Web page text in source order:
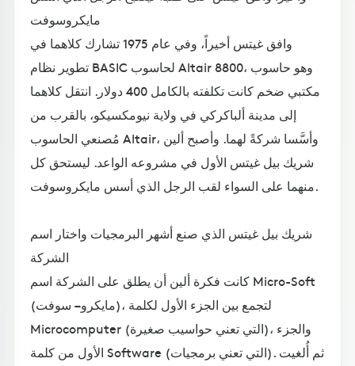
مايكروسوفت
وافق غيتس أخيراً، وفي عام 1975 تشارك كلاهما في
تطوير نظام BASIC لحاسوب Altair 8800، وهو حاسوب
مكتبي ضخم كانت تكلفته بالكامل 400 دولار. انتقل كلاهما
إلى مدينة ألباكركي في ولاية نيومكسيكو، بالقرب من
مُصنعي الحاسوب Altair، وأسَّسا شركةً لهما. وأصبح ألين
شريك بيل غيتس الأول في مشروعه الواعد. ليستحق كل
منهما على السواء لقب الرجل الذي أسس مايكروسوفت.
شريك بيل غيتس الذي صنع أشهر البرمجيات واختار اسم
الشركة
كانت فكرة ألين أن يطلق على الشركة اسم Micro-Soft
(مايكرو – سوفت)، لتجمع بين الجزء الأول لكلمة
Microcomputer (التي تعني حواسيب صغيرة)، والجزء
الأول من كلمة Software (التي تعني برمجيات). ثم أُلغيت